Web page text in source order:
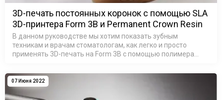
3D-печать постоянных коронок с помощью SLA
3D-принтера Form 3B и Permanent Crown Resin
В данном руководстве мы хотим показать зубным
техникам и врачам стоматологам, как легко и просто
применять 3D-печать на Form 3B c помощью полимера
полноконтурных коронок и реставраций дл…
07 Июня 2022